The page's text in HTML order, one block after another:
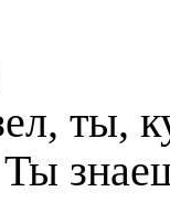
ты,